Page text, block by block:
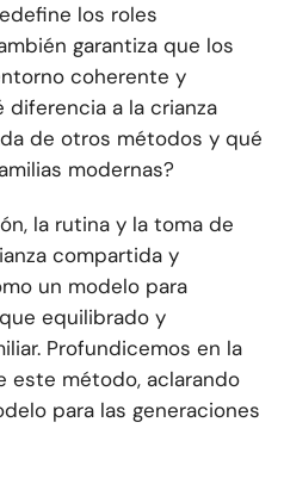
los roles
garantiza que los
coherente y
diferencia a la crianza
de otros métodos y qué
modernas?
la rutina y la toma de
compartida y
un modelo para
equilibrado y
Profundicemos en la
este método, aclarando
para las generaciones